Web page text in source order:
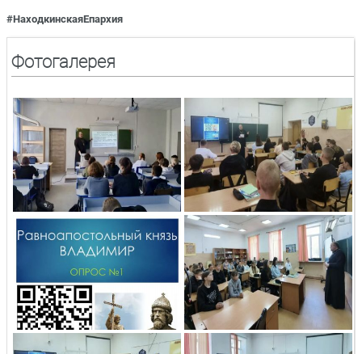
#НаходкинскаяЕпархия
Фотогалерея